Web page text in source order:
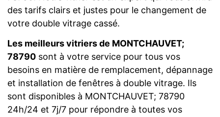
des tarifs clairs et justes pour le changement de
votre double vitrage cassé.
Les meilleurs vitriers de MONTCHAUVET;
78790 sont à votre service pour tous vos
besoins en matière de remplacement, dépannage
et installation de fenêtres à double vitrage. Ils
sont disponibles à MONTCHAUVET; 78790
24h/24 et 7j/7 pour répondre à toutes vos